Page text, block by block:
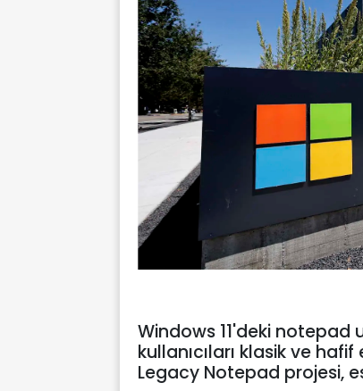
Windows 11'deki notepad
kullanıcıları klasik ve
Legacy Notepad projesi,